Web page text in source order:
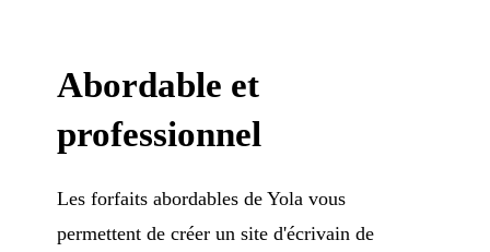
Abordable et
professionnel
Les forfaits abordables de Yola vous
permettent de créer un site d'écrivain de